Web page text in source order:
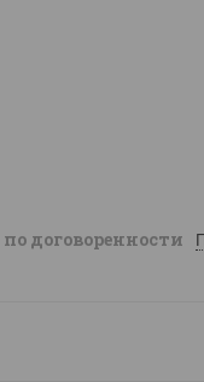
по договоренности